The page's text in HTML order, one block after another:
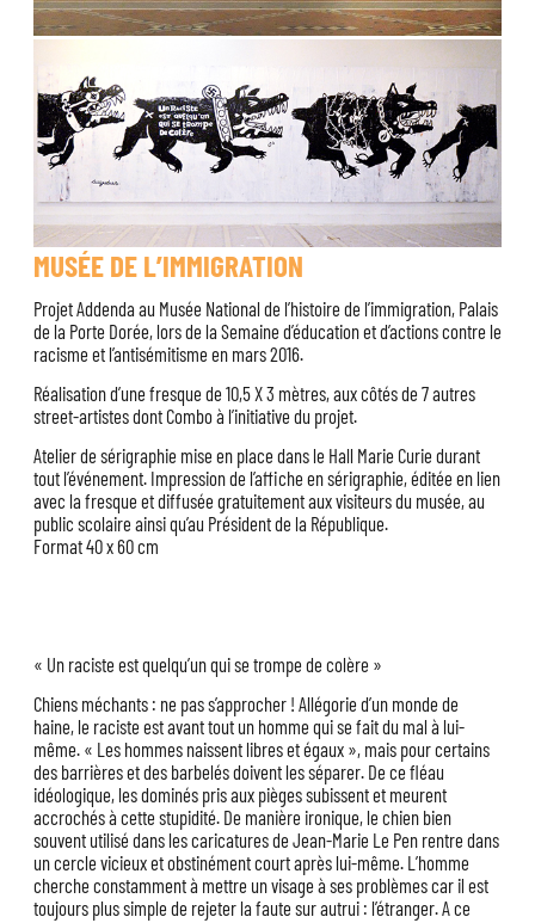
MUSÉE DE L’IMMIGRATION
Projet Addenda au Musée National de l’histoire de l’immigration, Palais
de la Porte Dorée, lors de la Semaine d’éducation et d’actions contre le
racisme et l’antisémitisme en mars 2016.
Réalisation d’une fresque de 10,5 X 3 mètres, aux côtés de 7 autres
street-artistes dont Combo à l’initiative du projet.
Atelier de sérigraphie mise en place dans le Hall Marie Curie durant
tout l’événement. Impression de l’affiche en sérigraphie, éditée en lien
avec la fresque et diffusée gratuitement aux visiteurs du musée, au
public scolaire ainsi qu’au Président de la République.
Format 40 x 60 cm
« Un raciste est quelqu’un qui se trompe de colère »
Chiens méchants : ne pas s’approcher ! Allégorie d’un monde de
haine, le raciste est avant tout un homme qui se fait du mal à lui-
même. « Les hommes naissent libres et égaux », mais pour certains
des barrières et des barbelés doivent les séparer. De ce fléau
idéologique, les dominés pris aux pièges subissent et meurent
accrochés à cette stupidité. De manière ironique, le chien bien
souvent utilisé dans les caricatures de Jean-Marie Le Pen rentre dans
un cercle vicieux et obstinément court après lui-même. L’homme
cherche constamment à mettre un visage à ses problèmes car il est
toujours plus simple de rejeter la faute sur autrui : l’étranger. A ce